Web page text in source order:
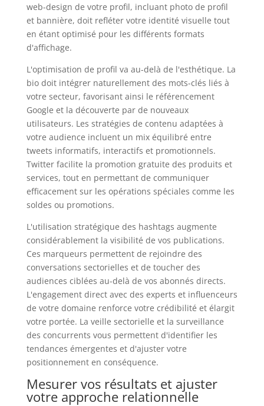
web-design de votre profil, incluant photo de profil
et bannière, doit refléter votre identité visuelle tout
en étant optimisé pour les différents formats
d'affichage.
L'optimisation de profil va au-delà de l'esthétique. La
bio doit intégrer naturellement des mots-clés liés à
votre secteur, favorisant ainsi le référencement
Google et la découverte par de nouveaux
utilisateurs. Les stratégies de contenu adaptées à
votre audience incluent un mix équilibré entre
tweets informatifs, interactifs et promotionnels.
Twitter facilite la promotion gratuite des produits et
services, tout en permettant de communiquer
efficacement sur les opérations spéciales comme les
soldes ou promotions.
L'utilisation stratégique des hashtags augmente
considérablement la visibilité de vos publications.
Ces marqueurs permettent de rejoindre des
conversations sectorielles et de toucher des
audiences ciblées au-delà de vos abonnés directs.
L'engagement direct avec des experts et influenceurs
de votre domaine renforce votre crédibilité et élargit
votre portée. La veille sectorielle et la surveillance
des concurrents vous permettent d'identifier les
tendances émergentes et d'ajuster votre
positionnement en conséquence.
Mesurer vos résultats et ajuster
votre approche relationnelle